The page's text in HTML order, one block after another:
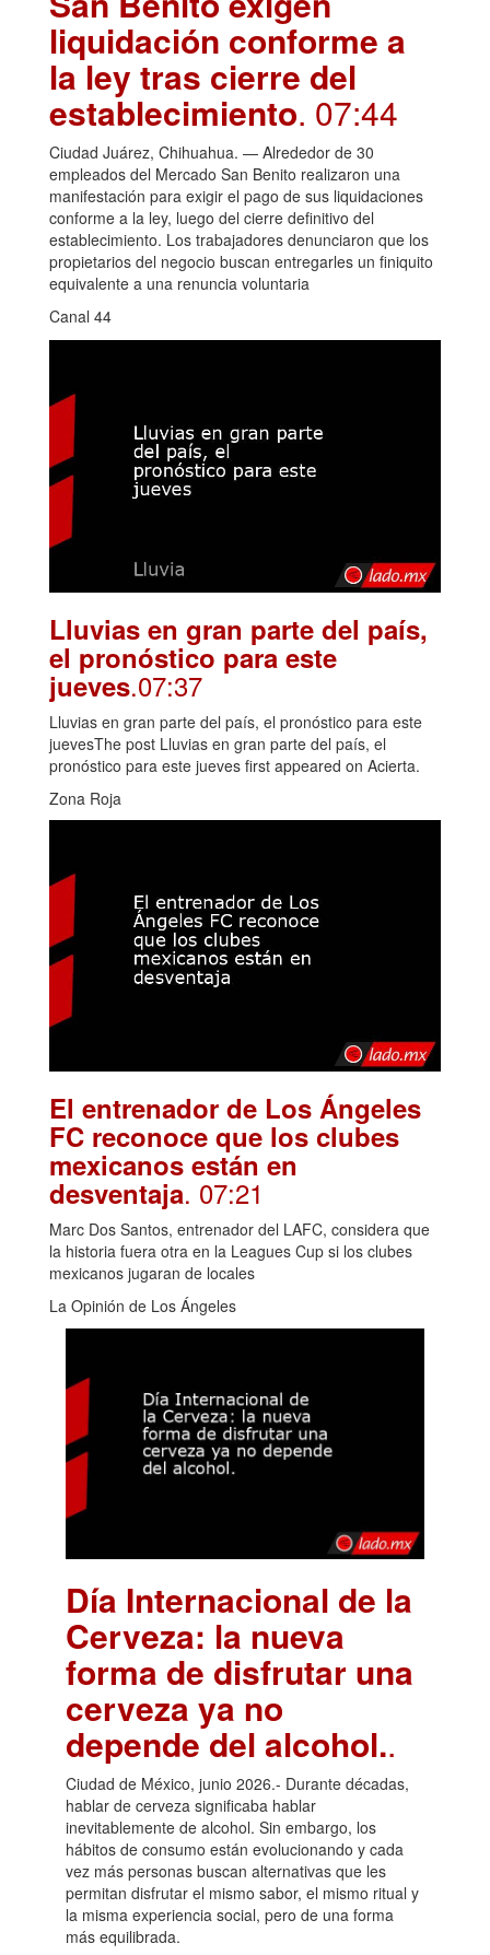
liquidación conforme a
la ley tras cierre del
establecimiento. 07:44
Ciudad Juárez, Chihuahua. — Alrededor de 30
empleados del Mercado San Benito realizaron una
manifestación para exigir el pago de sus liquidaciones
conforme a la ley, luego del cierre definitivo del
establecimiento. Los trabajadores denunciaron que los
propietarios del negocio buscan entregarles un finiquito
equivalente a una renuncia voluntaria
Canal 44
Lluvias en gran parte del país,
el pronóstico para este
jueves.07:37
Lluvias en gran parte del país, el pronóstico para este
juevesThe post Lluvias en gran parte del país, el
pronóstico para este jueves first appeared on Acierta.
Zona Roja
El entrenador de Los Ángeles
FC reconoce que los clubes
mexicanos están en
desventaja. 07:21
Marc Dos Santos, entrenador del LAFC, considera que
la historia fuera otra en la Leagues Cup si los clubes
mexicanos jugaran de locales
La Opinión de Los Ángeles
Día Internacional de la
Cerveza: la nueva
forma de disfrutar una
cerveza ya no
depende del alcohol..
Ciudad de México, junio 2026.- Durante décadas,
hablar de cerveza significaba hablar
inevitablemente de alcohol. Sin embargo, los
hábitos de consumo están evolucionando y cada
vez más personas buscan alternativas que les
permitan disfrutar el mismo sabor, el mismo ritual y
la misma experiencia social, pero de una forma
más equilibrada.